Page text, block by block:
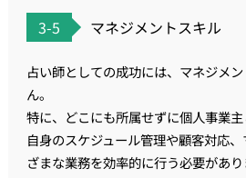
3-5 マネジメントスキル
占い師としての成功には、マネジメ
ん。
特に、どこにも所属せずに個人事業主
自身のスケジュール管理や顧客対応
ざまな業務を効率的に行う必要があり